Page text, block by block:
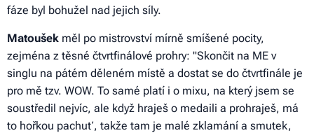
fáze byl bohužel nad jejich síly.
Matoušek měl po mistrovství mírně smíšené pocity,
zejména z těsné čtvrtfinálové prohry: "Skončit na ME v
singlu na pátém děleném místě a dostat se do čtvrtfinále je
pro mě tzv. WOW. To samé platí i o mixu, na který jsem se
soustředil nejvíc, ale když hraješ o medaili a prohraješ, má
to hořkou pachuť, takže tam je malé zklamání a smutek,